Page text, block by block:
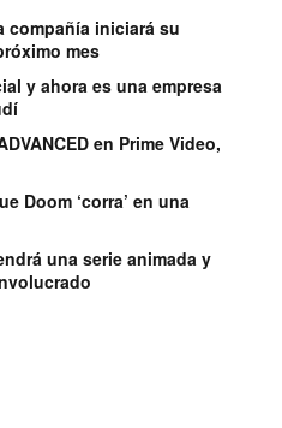
compañía iniciará su
mes
y ahora es una empresa
en Prime Video,
Doom ‘corra’ en una
una serie animada y